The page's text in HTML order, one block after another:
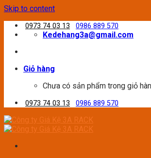
Skip to content
0973 74 03 13 0986 889 570
Kedehang3a@gmail.com
Giỏ hàng
Chưa có sản phẩm trong giỏ
0973 74 03 13 0986 889 570